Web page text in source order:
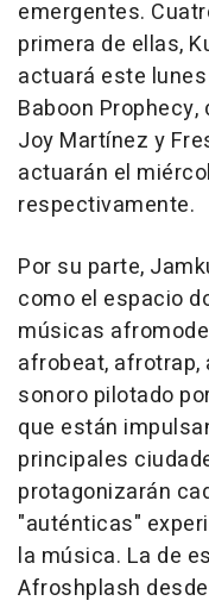
emergentes.
primera de ellas,
actuará este
Baboon
Joy Martínez y
actuarán el
respectivamente.
Por su parte,
como el espacio
músicas
afrobeat, afrotrap,
sonoro pilotado
que están
principales
protagonizarán
"auténticas"
la música. La de
Afroshplash